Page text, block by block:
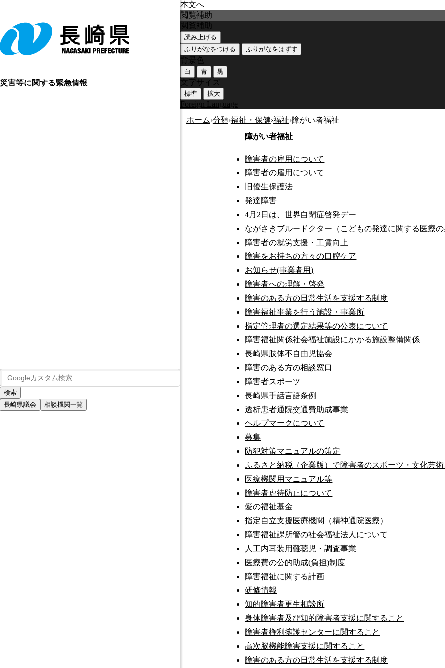
本文へ
災害等に関する緊急情報
長崎県議会 相談機関一覧
閲覧補助
閲覧補助
読み上げる
ふりがなをつける
ふりがなをはずす
背景色
白 青 黒
文字サイズ
標準 拡大
Foreign Language
ホーム›分類›福祉・保健›福祉›障がい者福祉
障がい者福祉
障害者の雇用について
障害者の雇用について
旧優生保護法
発達障害
4月2日は、世界自閉症啓発デー
ながさきブルードクター（こどもの発達に関する医療の
障害者の就労支援・工賃向上
障害をお持ちの方々の口腔ケア
お知らせ(事業者用)
障害者への理解・啓発
障害のある方の日常生活を支援する制度
障害福祉事業を行う施設・事業所
指定管理者の選定結果等の公表について
障害福祉関係社会福祉施設にかかる施設整備関係
長崎県肢体不自由児協会
障害のある方の相談窓口
障害者スポーツ
長崎県手話言語条例
透析患者通院交通費助成事業
ヘルプマークについて
募集
防犯対策マニュアルの策定
ふるさと納税（企業版）で障害者のスポーツ・文化芸術
医療機関用マニュアル等
障害者虐待防止について
愛の福祉基金
指定自立支援医療機関（精神通院医療）
障害福祉課所管の社会福祉法人について
人工内耳装用難聴児・調査事業
医療費の公的助成(負担)制度
障害福祉に関する計画
研修情報
知的障害者更生相談所
身体障害者及び知的障害者支援に関すること
障害者権利擁護センターに関すること
高次脳機能障害支援に関すること
障害のある方の日常生活を支援する制度